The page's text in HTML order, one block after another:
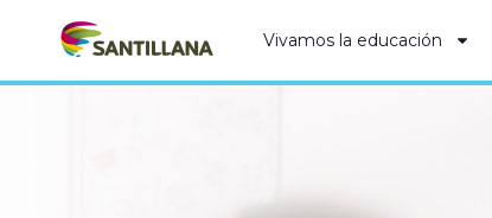
Vivamos la educación